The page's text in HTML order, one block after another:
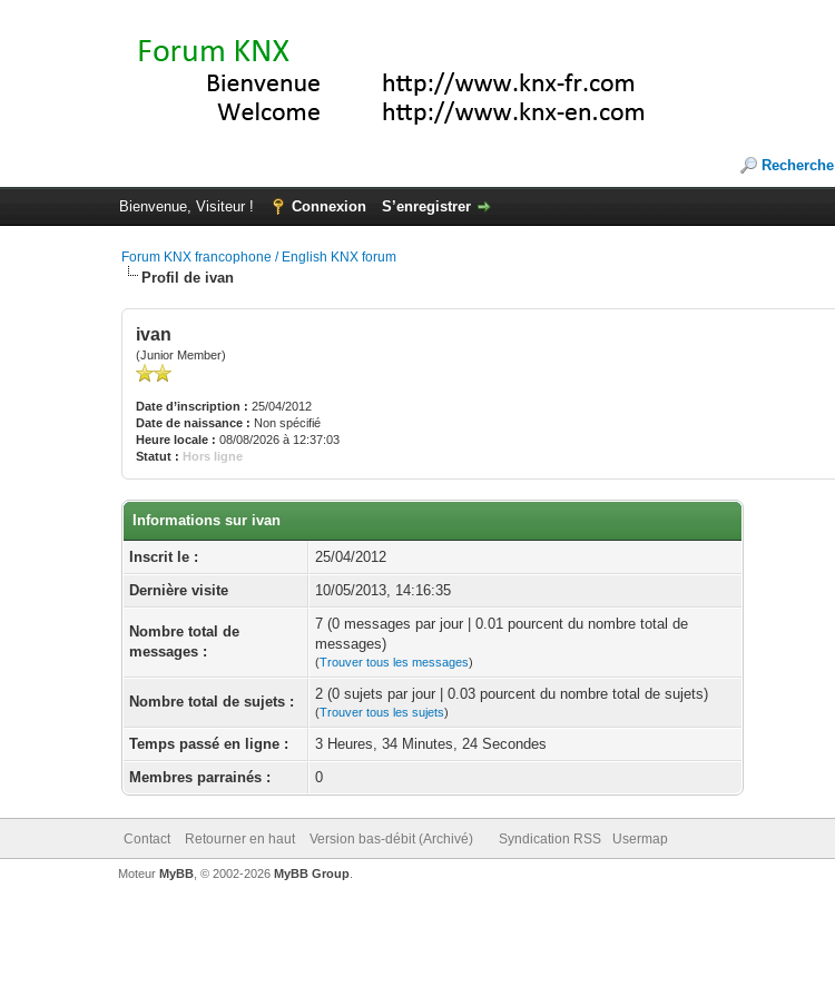
Recherche
Bienvenue, Visiteur ! Connexion S’enregistrer
Forum KNX francophone / English KNX forum
Profil de ivan
ivan
(Junior Member)
Date d’inscription : 25/04/2012
Date de naissance : Non spécifié
Heure locale : 08/08/2026 à 12:37:03
Statut : Hors ligne
Informations sur ivan
Inscrit le :
25/04/2012
Dernière visite
10/05/2013, 14:16:35
Nombre total de
messages :
7 (0 messages par jour | 0.01 pourcent du nombre total de
messages)
(Trouver tous les messages)
Nombre total de sujets : 2 (0 sujets par jour | 0.03 pourcent du nombre total de sujets)
(Trouver tous les sujets)
Temps passé en ligne :
3 Heures, 34 Minutes, 24 Secondes
Membres parrainés :
0
Contact Retourner en haut Version bas-débit (Archivé) Syndication RSS Usermap
Moteur MyBB, © 2002-2026 MyBB Group.